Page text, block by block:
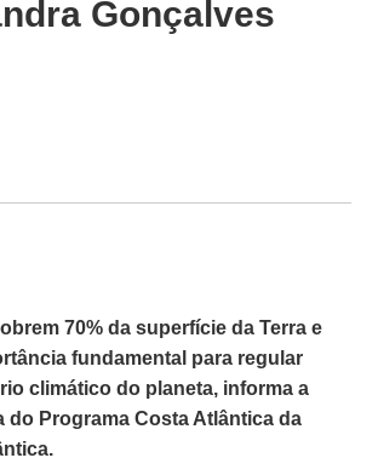
Gonçalves
70% da superfície da Terra e
fundamental para regular
climático do planeta, informa a
do Programa Costa Atlântica da